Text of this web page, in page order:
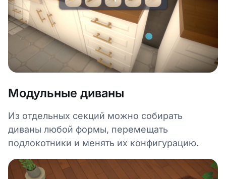
Модульные диваны
Из отдельных секций можно собирать
диваны любой формы, перемещать
подлокотники и менять их конфигурацию.